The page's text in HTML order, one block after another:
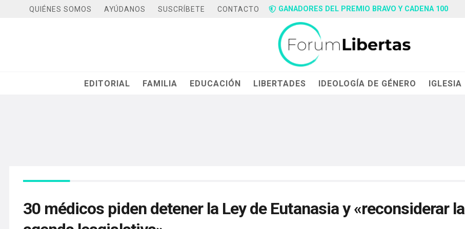
QUIÉNES SOMOS AYÚDANOS SUSCRÍBETE CONTACTO GANADORES DEL PREMIO BRAVO Y CADENA 100
EDITORIAL FAMILIA EDUCACIÓN LIBERTADES IDEOLOGÍA DE GÉNERO IGLESIA
30 médicos piden detener la Ley de Eutanasia y «reconsiderar la